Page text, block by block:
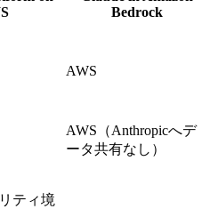
Bedrock
AWS
AWS（Anthropicへデ
ータ共有なし）
ティ境